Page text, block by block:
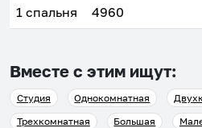
1 спальня 4960
Вместе с этим ищут:
Студия Однокомнатная
Трехкомнатная
Большая